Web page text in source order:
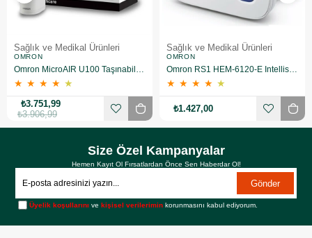
Sağlık ve Medikal Ürünleri
OMRON
Omron MicroAIR U100 Taşınabilir Nebulizatör
★ ★ ★ ★ ★
₺3.751,99
₺3.906,99
Sağlık ve Medikal Ürünleri
OMRON
Omron RS1 HEM-6120-E Intellisense Bilekten Dijital Tansiyon Aleti
★ ★ ★ ★ ★
₺1.427,00
Size Özel Kampanyalar
Hemen Kayıt Ol Fırsatlardan Önce Sen Haberdar Ol!
Gönder
Üyelik koşullarını vekişisel verilerimin korunmasını kabul ediyorum.